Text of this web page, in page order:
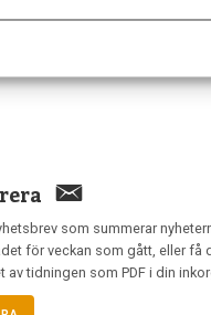
som summerar
för veckan som gått, eller få
av tidningen som PDF i din